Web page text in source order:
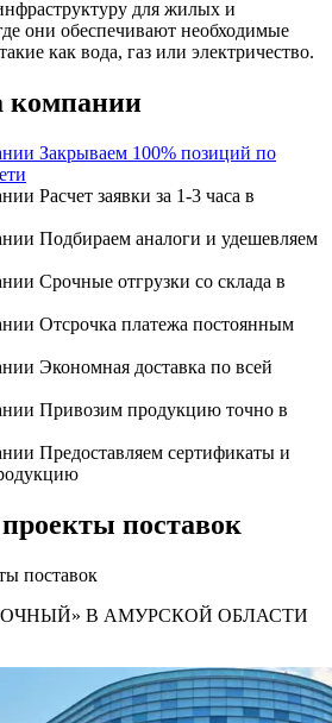
для жилых и
они обеспечивают необходимые
как вода, газ или электричество.
компании
Закрываем 100% позиций по
Расчет заявки за 1-3 часа в
Подбираем аналоги и удешевляем
Срочные отгрузки со склада в
Отсрочка платежа постоянным
Экономная доставка по всей
Привозим продукцию точно в
Предоставляем сертификаты и
поставок
В АМУРСКОЙ ОБЛАСТИ